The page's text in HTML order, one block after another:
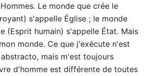
Le monde que crée le
s'appelle Église ; le monde
(Esprit humain) s'appelle État. Mais
monde. Ce que j'exécute n'est
mais m'est toujours
d'homme est différente de toutes